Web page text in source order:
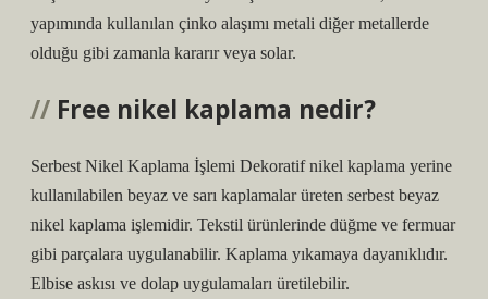
yapımında kullanılan çinko alaşımı metali diğer metallerde
olduğu gibi zamanla kararır veya solar.
Free nikel kaplama nedir?
Serbest Nikel Kaplama İşlemi Dekoratif nikel kaplama yerine
kullanılabilen beyaz ve sarı kaplamalar üreten serbest beyaz
nikel kaplama işlemidir. Tekstil ürünlerinde düğme ve fermuar
gibi parçalara uygulanabilir. Kaplama yıkamaya dayanıklıdır.
Elbise askısı ve dolap uygulamaları üretilebilir.